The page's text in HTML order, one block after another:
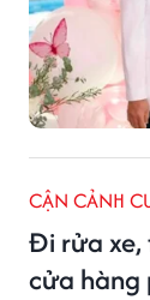
CẬN CẢNH
Đi rửa xe,
cửa hàng